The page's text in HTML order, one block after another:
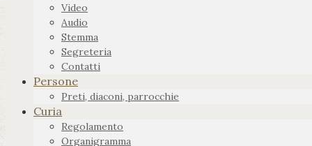
Video
Audio
Stemma
Segreteria
Contatti
Persone
Preti, diaconi, parrocchie
Curia
Regolamento
Organigramma